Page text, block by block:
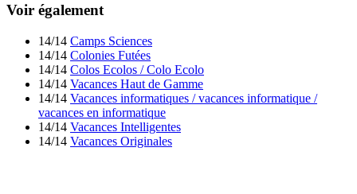
Voir également
14/14 Camps Sciences
14/14 Colonies Futées
14/14 Colos Ecolos / Colo Ecolo
14/14 Vacances Haut de Gamme
14/14 Vacances informatiques / vacances informatique /
vacances en informatique
14/14 Vacances Intelligentes
14/14 Vacances Originales